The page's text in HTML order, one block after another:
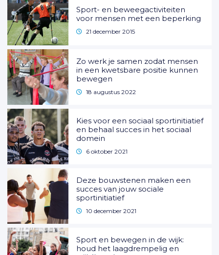
Sport- en beweegactiviteiten
voor mensen met een beperking
21 december 2015
Zo werk je samen zodat mensen
in een kwetsbare positie kunnen
bewegen
18 augustus 2022
Kies voor een sociaal sportinitiatief
en behaal succes in het sociaal
domein
6 oktober 2021
Deze bouwstenen maken een
succes van jouw sociale
sportinitiatief
10 december 2021
Sport en bewegen in de wijk:
houd het laagdrempelig en